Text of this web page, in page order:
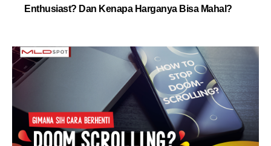
Enthusiast? Dan Kenapa Harganya Bisa Mahal?